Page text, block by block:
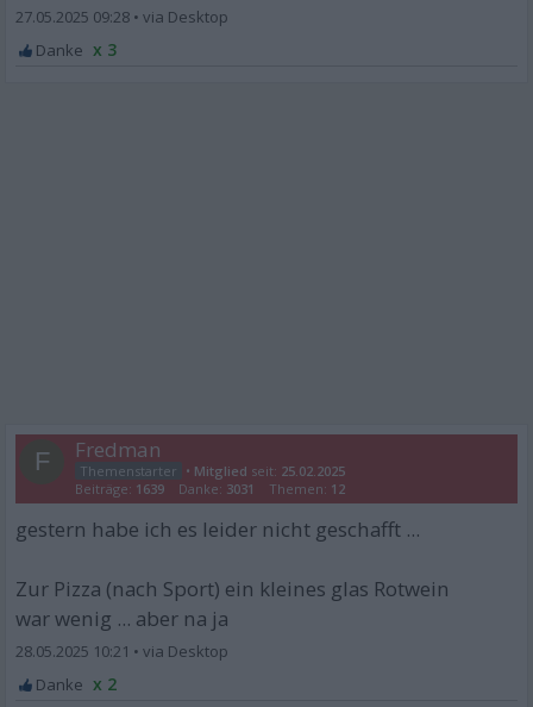
27.05.2025 09:28 •
x 3
F Fredman
• Mitglied seit: 25.02.2025
Beiträge: 1639 Danke: 3031 Themen: 12
gestern habe ich es leider nicht geschafft ...
Zur Pizza (nach Sport) ein kleines glas Rotwein
war wenig ... aber na ja
28.05.2025 10:21 •
x 2